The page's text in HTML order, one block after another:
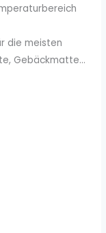
die meisten
Gebäckmatte...